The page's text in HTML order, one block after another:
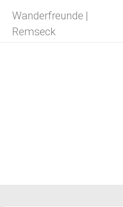
Inhalt
springen
Wanderfreunde |
Remseck